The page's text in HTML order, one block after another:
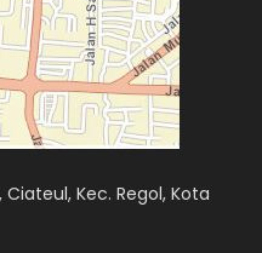
Kec. Regol, Kota